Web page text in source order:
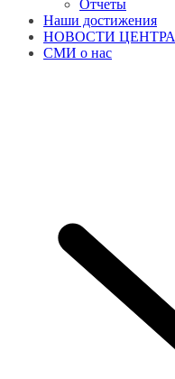
Отчеты
Наши достижения
НОВОСТИ ЦЕНТРА
СМИ о нас